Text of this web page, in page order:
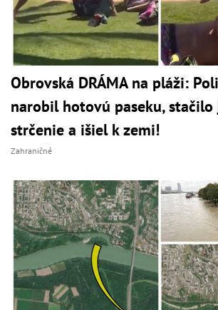
Obrovská DRÁMA na pláži:
narobil hotovú paseku, stačilo
strčenie a išiel k zemi!
Zahraničné